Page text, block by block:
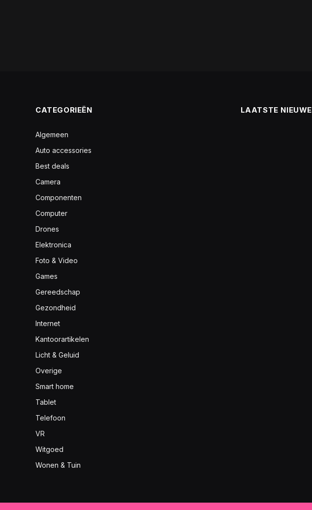
CATEGORIEËN
Algemeen
Auto accessories
Best deals
Camera
Componenten
Computer
Drones
Elektronica
Foto & Video
Games
Gereedschap
Gezondheid
Internet
Kantoorartikelen
Licht & Geluid
Overige
Smart home
Tablet
Telefoon
VR
Witgoed
Wonen & Tuin
LAATSTE